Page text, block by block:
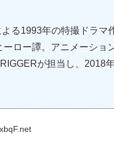
る1993年の特撮ドラマ
ロー譚。アニメーショ
が担当し、2018